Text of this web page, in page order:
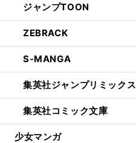
ジャンプTOON
ZEBRACK
S-MANGA
集英社ジャンプリミックス
集英社コミック文庫
少女マンガ